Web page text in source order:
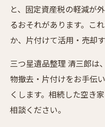
と、固定資産税の軽減が
るおそれがあります。こ
か、片付けて活用・売却
三つ星遺品整理 清三郎は
物撤去・片付けをお手伝
くします。相続した空き
相談ください。